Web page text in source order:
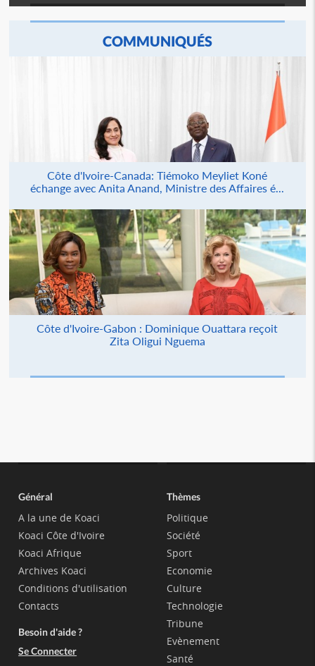
COMMUNIQUÉS
Côte d'Ivoire-Canada: Tiémoko Meyliet Koné
échange avec Anita Anand, Ministre des Affaires é...
Côte d'Ivoire-Gabon : Dominique Ouattara reçoit
Zita Oligui Nguema
Général
A la une de Koaci
Koaci Côte d'Ivoire
Koaci Afrique
Archives Koaci
Conditions d'utilisation
Contacts
Besoin d'aide ?
Se Connecter
Thèmes
Politique
Société
Sport
Economie
Culture
Technologie
Tribune
Evènement
Santé